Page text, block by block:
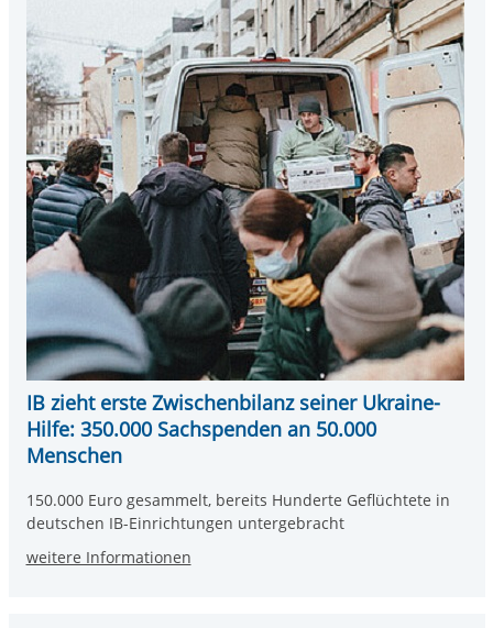
IB zieht erste Zwischenbilanz seiner Ukraine-
Hilfe: 350.000 Sachspenden an 50.000
Menschen
150.000 Euro gesammelt, bereits Hunderte Geflüchtete in
deutschen IB-Einrichtungen untergebracht
weitere Informationen